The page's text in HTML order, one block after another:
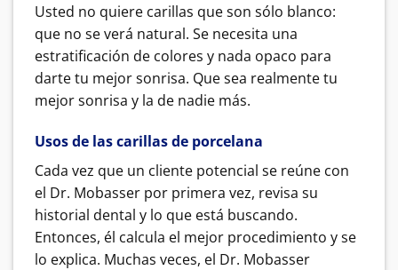
Usted no quiere carillas que son sólo blanco:
que no se verá natural. Se necesita una
estratificación de colores y nada opaco para
darte tu mejor sonrisa. Que sea realmente tu
mejor sonrisa y la de nadie más.
Usos de las carillas de porcelana
Cada vez que un cliente potencial se reúne con
el Dr. Mobasser por primera vez, revisa su
historial dental y lo que está buscando.
Entonces, él calcula el mejor procedimiento y se
lo explica. Muchas veces, el Dr. Mobasser